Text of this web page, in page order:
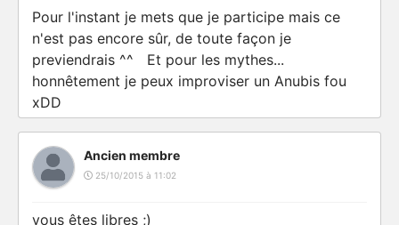
Pour l'instant je mets que je participe mais ce
n'est pas encore sûr, de toute façon je
previendrais ^^ Et pour les mythes...
honnêtement je peux improviser un Anubis fou
xDD
Ancien membre
25/10/2015 à 11:02
vous êtes libres ;)